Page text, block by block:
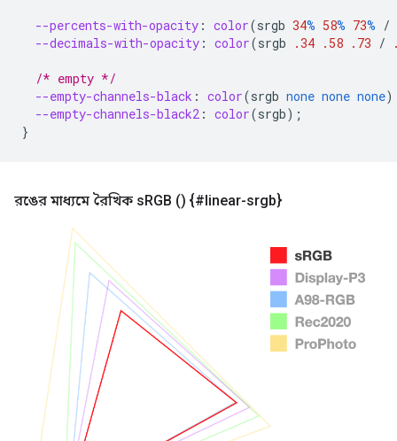
--percents-with-opacity : color(srgb 34% 58% 73% /
--decimals-with-opacity : color(srgb .34 .58 .73 /
/* empty */
--empty-channels-black : color(srgb none none none
--empty-channels-black2 : color(srgb);
}
রঙের মাধ্যমে রৈখিক s RGB () {#linear-srgb}